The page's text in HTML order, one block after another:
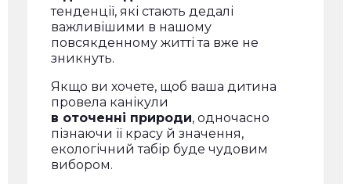
тенденції, які стають дедалі
важливішими в нашому
повсякденному житті та вже не
зникнуть.
Якщо ви хочете, щоб ваша дитина
провела канікули
в оточенні природи, одночасно
пізнаючи її красу й значення,
екологічний табір буде чудовим
вибором.